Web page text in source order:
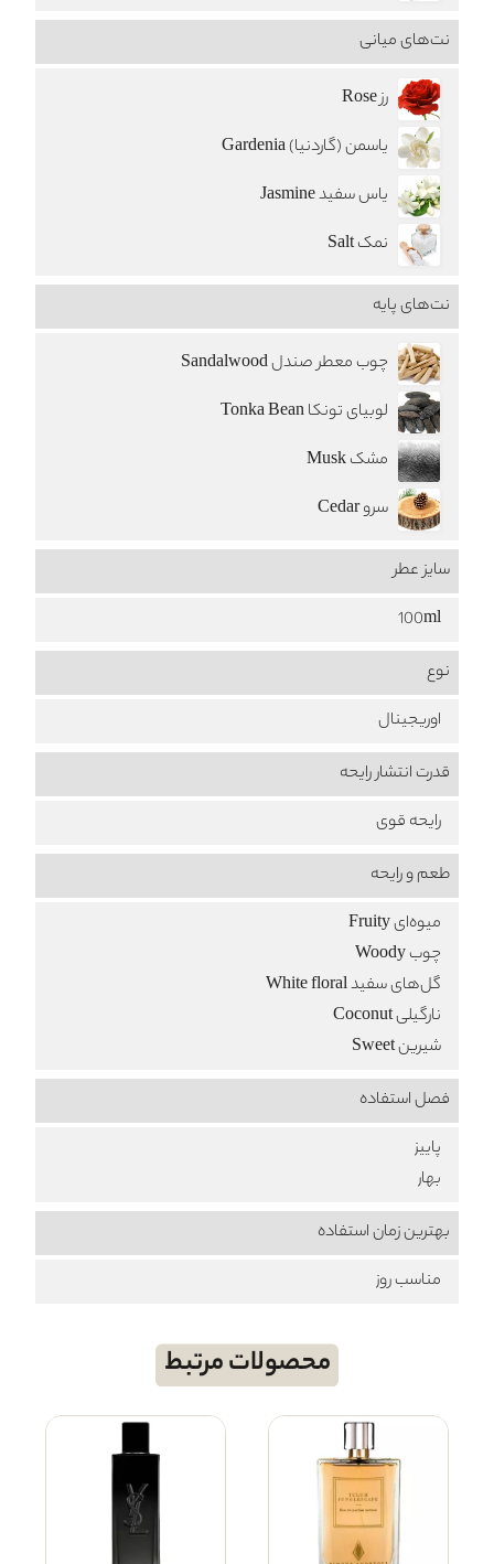
نت‌های میانی
رز Rose
یاسمن (گاردنیا) Gardenia
یاس سفید Jasmine
نمک Salt
نت‌های پایه
چوب معطر صندل Sandalwood
لوبیای تونکا Tonka Bean
مشک Musk
سرو Cedar
سایز عطر
100ml
نوع
اوریجینال
قدرت انتشار رایحه
رایحه قوی
طعم‌ و رایحه
میوه‌ای Fruity
چوب Woody
گل‌های سفید White floral
نارگیلی Coconut
شیرین Sweet
فصل استفاده
پاییز
بهار
بهترین زمان استفاده
مناسب روز
محصولات مرتبط